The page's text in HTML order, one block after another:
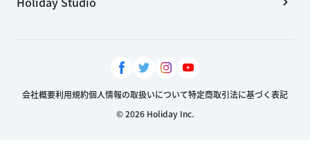
会社概要利用規約個人情報の取扱いについて特定商取引法に基づく表記
© 2026 Holiday Inc.